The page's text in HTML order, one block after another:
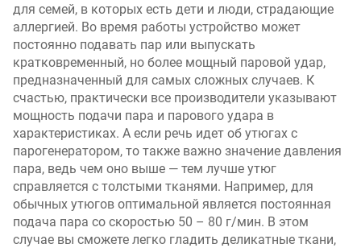
для семей, в которых есть дети и люди, страдающие
аллергией. Во время работы устройство может
постоянно подавать пар или выпускать
кратковременный, но более мощный паровой удар,
предназначенный для самых сложных случаев. К
счастью, практически все производители указывают
мощность подачи пара и парового удара в
характеристиках. А если речь идет об утюгах с
парогенератором, то также важно значение давления
пара, ведь чем оно выше — тем лучше утюг
справляется с толстыми тканями. Например, для
обычных утюгов оптимальной является постоянная
подача пара со скоростью 50 – 80 г/мин. В этом
случае вы сможете легко гладить деликатные ткани,